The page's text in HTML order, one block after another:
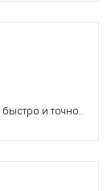
и точно.